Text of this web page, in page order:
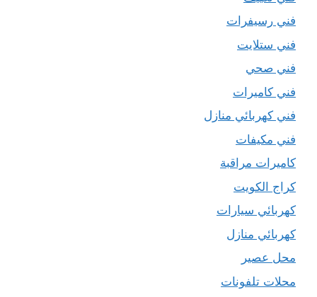
فني رسيفرات
فني ستلايت
فني صحي
فني كاميرات
فني كهربائي منازل
فني مكيفات
كاميرات مراقبة
كراج الكويت
كهربائي سيارات
كهربائي منازل
محل عصير
محلات تلفونات